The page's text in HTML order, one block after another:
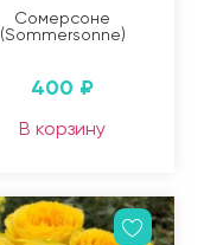
Сомерсоне
(Sommersonne)
400 ₽
В корзину